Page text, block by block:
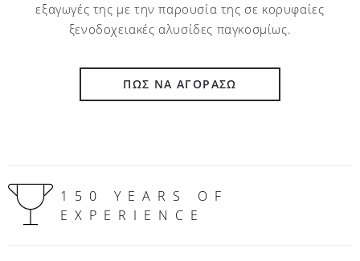
εξαγωγές της με την παρουσία της σε κορυφαίες
ξενοδοχειακές αλυσίδες παγκοσμίως.
ΠΩΣ ΝΑ ΑΓΟΡΑΣΩ
150 YEARS OF
EXPERIENCE